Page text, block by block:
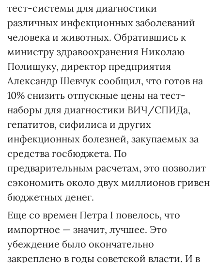
тест-системы для диагностики
различных инфекционных заболеваний
человека и животных. Обратившись к
министру здравоохранения Николаю
Полищуку, директор предприятия
Александр Шевчук сообщил, что готов на
10% снизить отпускные цены на тест-
наборы для диагностики ВИЧ/СПИДа,
гепатитов, сифилиса и других
инфекционных болезней, закупаемых за
средства госбюджета. По
предварительным расчетам, это позволит
сэкономить около двух миллионов гривен
бюджетных денег.
Еще со времен Петра I повелось, что
импортное — значит, лучшее. Это
убеждение было окончательно
закреплено в годы советской власти. И в